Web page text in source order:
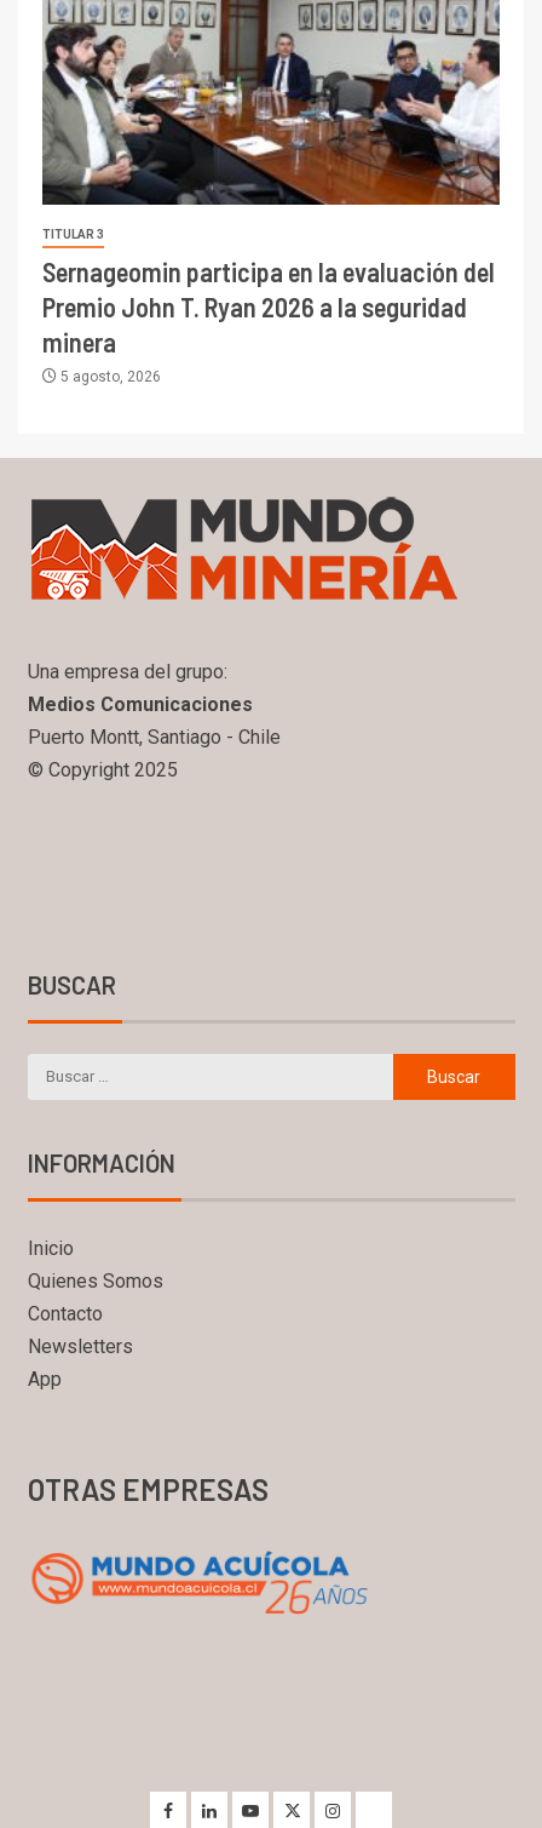
TITULAR 3
Sernageomin participa en la evaluación del
Premio John T. Ryan 2026 a la seguridad
minera
5 agosto, 2026
Una empresa del grupo:
Medios Comunicaciones
Puerto Montt, Santiago - Chile
© Copyright 2025
BUSCAR
INFORMACIÓN
Inicio
Quienes Somos
Contacto
Newsletters
App
OTRAS EMPRESAS